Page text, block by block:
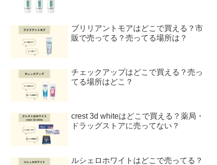
ブリリアントモアはどこで買える？市
販で売ってる？売ってる場所は？
チェックアップはどこで買える？売っ
てる場所はどこ？
crest 3d whiteはどこで買える？薬局・
ドラッグストアに売ってない？
ルシェロホワイトはどこで売ってる？